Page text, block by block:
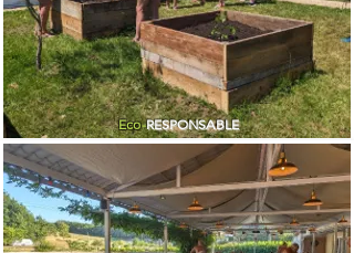
Eco-RESPONSABLE